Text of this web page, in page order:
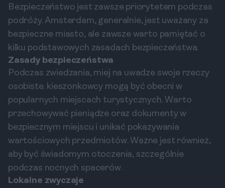
Bezpieczeństwo jest zawsze priorytetem podczas
podróży. Amsterdam, generalnie, jest uważany za
bezpieczne miasto, ale zawsze warto pamiętać o
kilku podstawowych zasadach bezpieczeństwa.
Zasady bezpieczeństwa
Podczas zwiedzania, miej na uwadze swoje rzeczy
osobiste. kieszonkowcy mogą być obecni w
popularnych miejscach turystycznych. Warto
przechowywać pieniądze oraz dokumenty w
bezpiecznym miejscu i unikać pokazywania
wartościowych przedmiotów. Ważne jest również,
aby być świadomym otoczenia, szczególnie
podczas nocnych spacerów.
Lokalne zwyczaje